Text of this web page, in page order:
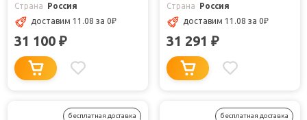
Страна
Россия
доставим 11.08 за 0₽
31 100 ₽
Страна
Россия
доставим 11.08 за 0₽
31 291 ₽
бесплатная доставка бесплатная доставка